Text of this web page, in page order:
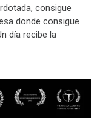
consigue
donde consigue
día recibe la